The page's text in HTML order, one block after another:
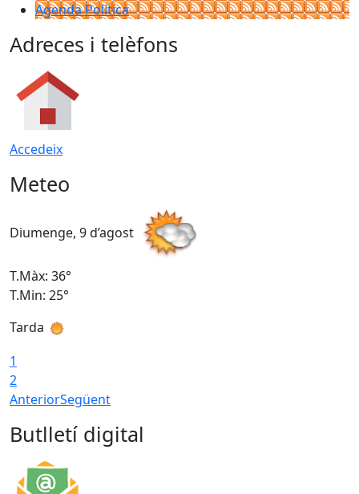
Agenda Política
Adreces i telèfons
Accedeix
Meteo
Diumenge, 9 d’agost
T.Màx: 36°
T.Min: 25°
Tarda
1
2
AnteriorSegüent
Butlletí digital